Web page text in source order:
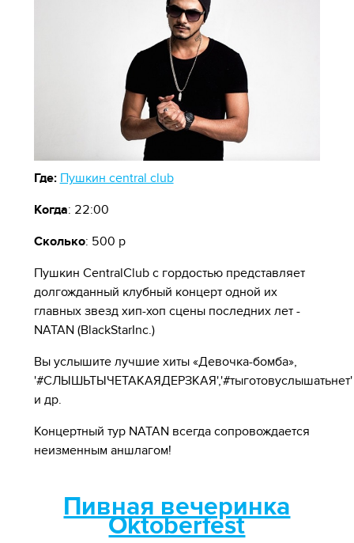
Где: Пушкин central club
Когда: 22:00
Сколько: 500 р
Пушкин CentralClub с гордостью представляет
долгожданный клубный концерт одной их
главных звезд хип-хоп сцены последних лет -
NATAN (BlackStarInc.)
Вы услышите лучшие хиты «Девочка-бомба»,
'#СЛЫШЬТЫЧЕТАКАЯДЕРЗКАЯ','#тыготовуслышатьнет'
и др.
Концертный тур NATAN всегда сопровождается
неизменным аншлагом!
Пивная вечеринка
Oktoberfest